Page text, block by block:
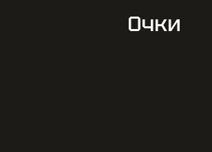
Очки